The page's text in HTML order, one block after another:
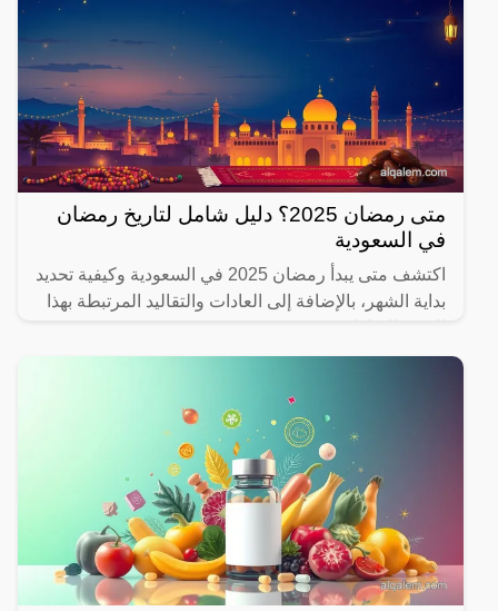
متى رمضان 2025؟ دليل شامل لتاريخ رمضان
في السعودية
اكتشف متى يبدأ رمضان 2025 في السعودية وكيفية تحديد
بداية الشهر، بالإضافة إلى العادات والتقاليد المرتبطة بهذا